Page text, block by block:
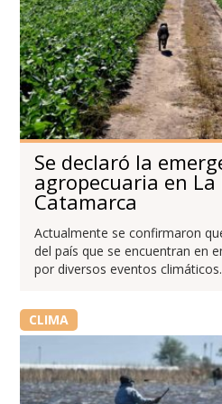
Se declaró la
agropecuaria en La
Catamarca
Actualmente se confirmaron
del país que se encuentran en
por diversos eventos climáticos.
CLIMA